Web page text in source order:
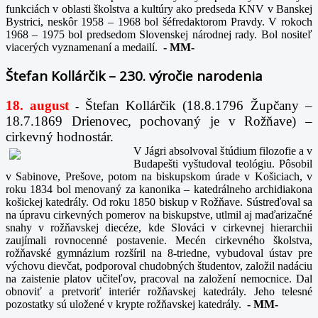
funkciách v oblasti školstva a kultúry ako predseda KNV v Banskej
Bystrici, neskôr 1958 – 1968 bol šéfredaktorom Pravdy. V rokoch
1968 – 1975 bol predsedom Slovenskej národnej rady. Bol nositeľ
viacerých vyznamenaní a medailí. - MM-
Štefan Kollárčik – 230. výročie narodenia
18. august -
Štefan Kollárčik (18.8.1796 Župčany –
18.7.1869 Drienovec, pochovaný je v Rožňave) –
cirkevný hodnostár.
V Jágri absolvoval štúdium filozofie a v
Budapešti vyštudoval teológiu. Pôsobil
v Sabinove, Prešove, potom na biskupskom úrade v Košiciach, v
roku 1834 bol menovaný za kanonika – katedrálneho archidiakona
košickej katedrály. Od roku 1850 biskup v Rožňave. Sústreďoval sa
na úpravu cirkevných pomerov na biskupstve, utlmil aj maďarizačné
snahy v rožňavskej diecéze, kde Slováci v cirkevnej hierarchii
zaujímali rovnocenné postavenie. Mecén cirkevného školstva,
rožňavské gymnázium rozšíril na 8-triedne, vybudoval ústav pre
výchovu dievčat, podporoval chudobných študentov, založil nadáciu
na zaistenie platov učiteľov, pracoval na založení nemocnice. Dal
obnoviť a pretvoriť interiér rožňavskej katedrály. Jeho telesné
pozostatky sú uložené v krypte rožňavskej katedrály. - MM-